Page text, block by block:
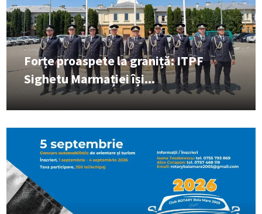
Forțe proaspete la graniță: ITPF
Sighetu Marmației își...